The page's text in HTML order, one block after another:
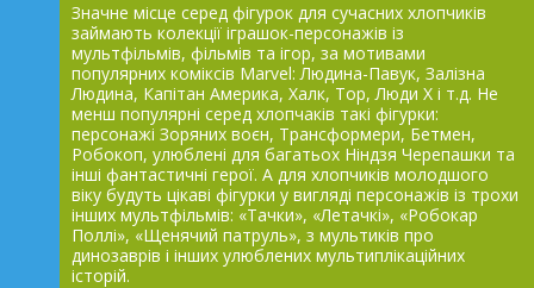
Значне місце серед фігурок для сучасних хлопчиків
займають колекції іграшок-персонажів із
мультфільмів, фільмів та ігор, за мотивами
популярних коміксів Marvel: Людина-Павук, Залізна
Людина, Капітан Америка, Халк, Тор, Люди Х і т.д. Не
менш популярні серед хлопчаків такі фігурки:
персонажі Зоряних воєн, Трансформери, Бетмен,
Робокоп, улюблені для багатьох Ніндзя Черепашки та
інші фантастичні герої. А для хлопчиків молодшого
віку будуть цікаві фігурки у вигляді персонажів із трохи
інших мультфільмів: «Тачки», «Летачкі», «Робокар
Поллі», «Щенячий патруль», з мультиків про
динозаврів і інших улюблених мультиплікаційних
історій.